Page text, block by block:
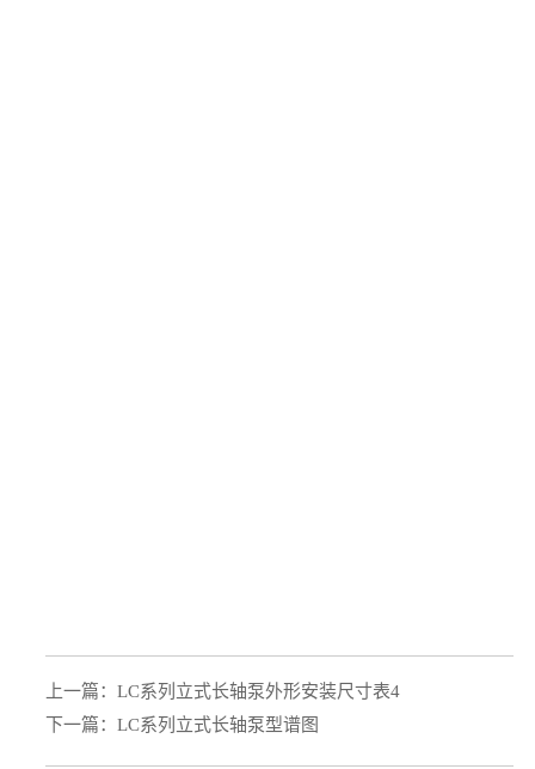
上一篇： LC系列立式长轴泵外形安装尺寸表4
下一篇： LC系列立式长轴泵型谱图